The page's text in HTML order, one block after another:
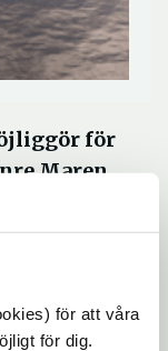
för att våra
för dig.
för
Maren.
beslut i
vilja om att